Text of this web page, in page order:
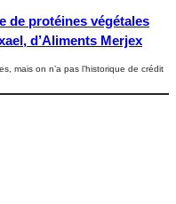
de protéines végétales
d’Aliments Merjex
mais on n’a pas l’historique de crédit